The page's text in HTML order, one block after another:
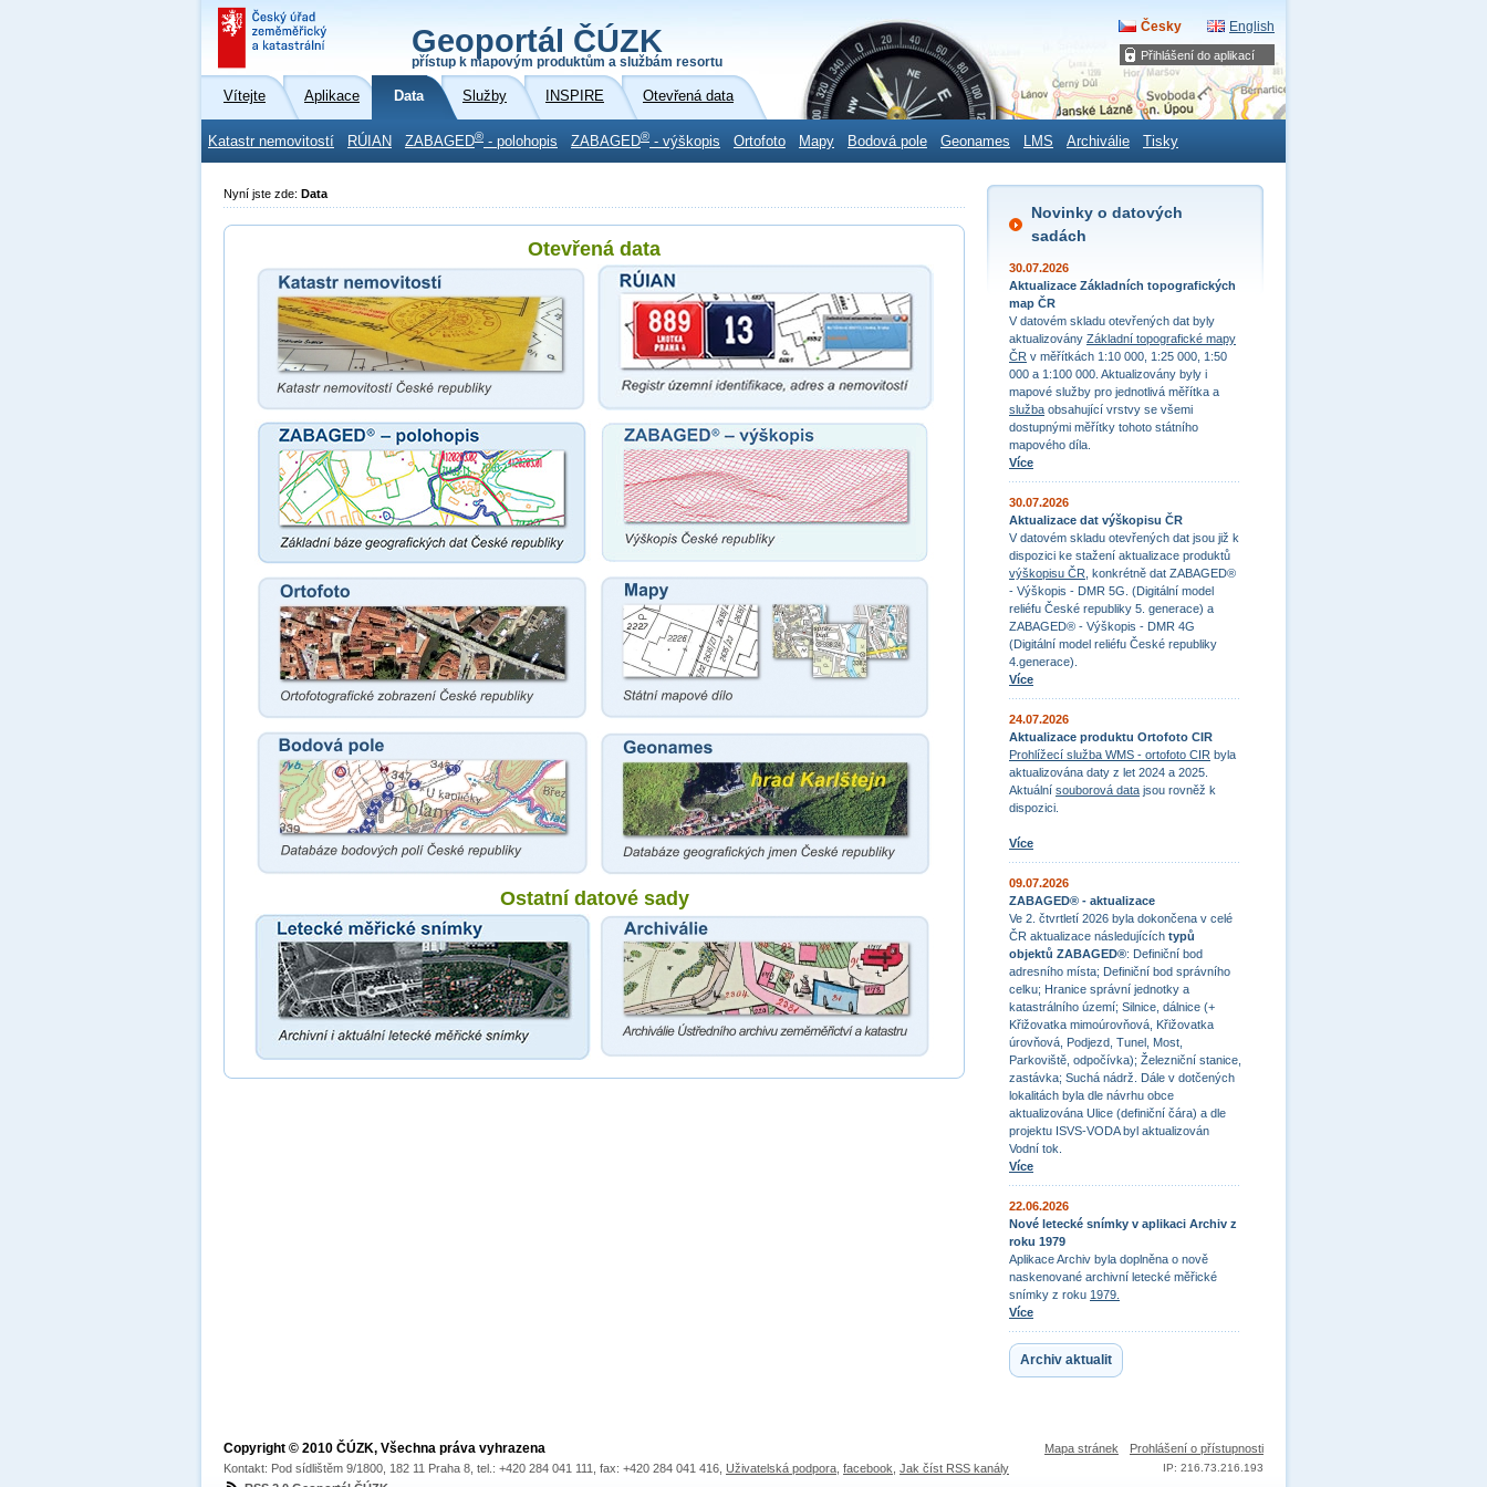
Přihlášení do aplikací
Geoportál ČÚZK
přístup k mapovým produktům a službám resortu
Česky English
Vítejte Aplikace Data Služby INSPIRE Otevřená data
Katastr nemovitostí RÚIAN ZABAGED® - polohopis ZABAGED® - výškopis Ortofoto Mapy Bodová pole Geonames LMS Archiválie Tisky
Novinky o datových
sadách
30.07.2026
Aktualizace Základních topografických
map ČR
V datovém skladu otevřených dat byly
aktualizovány Základní topografické mapy
ČR v měřítkách 1:10 000, 1:25 000, 1:50
000 a 1:100 000. Aktualizovány byly i
mapové služby pro jednotlivá měřítka a
služba obsahující vrstvy se všemi
dostupnými měřítky tohoto státního
mapového díla.
Více
30.07.2026
Aktualizace dat výškopisu ČR
V datovém skladu otevřených dat jsou již k
dispozici ke stažení aktualizace produktů
výškopisu ČR , konkrétně dat ZABAGED®
- Výškopis - DMR 5G. (Digitální model
reliéfu České republiky 5. generace) a
ZABAGED® - Výškopis - DMR 4G
(Digitální model reliéfu České republiky
4.generace).
Více
24.07.2026
Aktualizace produktu Ortofoto CIR
Prohlížecí služba WMS - ortofoto CIR byla
aktualizována daty z let 2024 a 2025.
Aktuální souborová data jsou rovněž k
dispozici.
Více
09.07.2026
ZABAGED® - aktualizace
Ve 2. čtvrtletí 2026 byla dokončena v celé
ČR aktualizace následujících typů
objektů ZABAGED®: Definiční bod
adresního místa; Definiční bod správního
celku; Hranice správní jednotky a
katastrálního území; Silnice, dálnice (+
Křižovatka mimoúrovňová, Křižovatka
úrovňová, Podjezd, Tunel, Most,
Parkoviště, odpočívka); Železniční stanice,
zastávka; Suchá nádrž. Dále v dotčených
lokalitách byla dle návrhu obce
aktualizována Ulice (definiční čára) a dle
projektu ISVS-VODA byl aktualizován
Vodní tok.
Více
22.06.2026
Nové letecké snímky v aplikaci Archiv z
roku 1979
Aplikace Archiv byla doplněna o nově
naskenované archivní letecké měřické
snímky z roku 1979.
Více
Archiv aktualit
Nyní jste zde: Data
Otevřená data
Ostatní datové sady
Mapa stránek Prohlášení o přístupnosti
IP: 216.73.216.193
Copyright © 2010 ČÚZK, Všechna práva vyhrazena
Kontakt: Pod sídlištěm 9/1800, 182 11 Praha 8, tel.: +420 284 041 111, fax: +420 284 041 416, Uživatelská podpora facebook Jak číst RSS kanály